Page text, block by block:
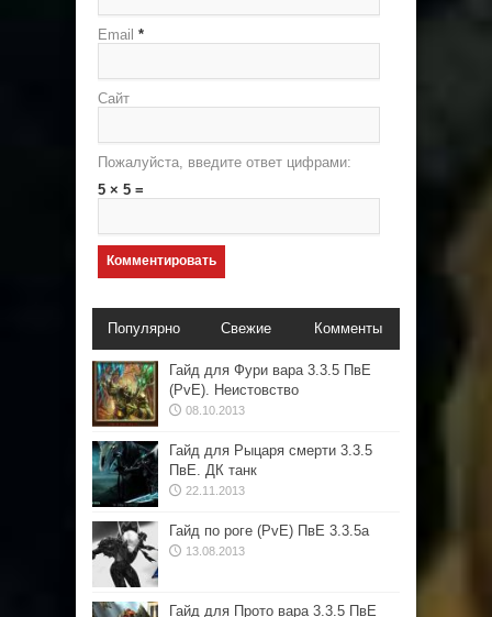
Email *
Сайт
Пожалуйста, введите ответ цифрами:
5 × 5 =
Популярно Свежие Комменты
Гайд для Фури вара 3.3.5 ПвЕ
(PvE). Неистовство
08.10.2013
Гайд для Рыцаря смерти 3.3.5
ПвЕ. ДК танк
22.11.2013
Гайд по роге (PvE) ПвЕ 3.3.5а
13.08.2013
Гайд для Прото вара 3.3.5 ПвЕ